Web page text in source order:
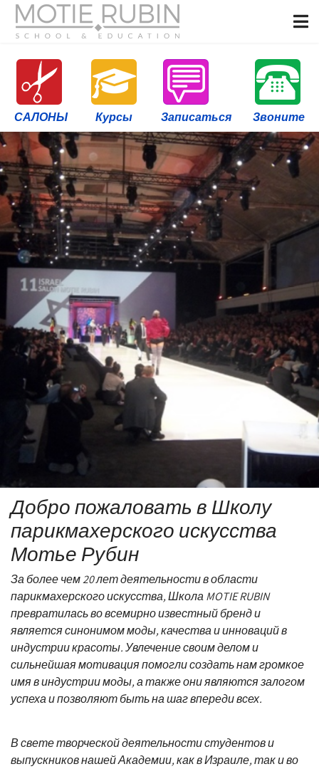
САЛОНЫ Курсы Записаться Звоните
Добро пожаловать в Школу
парикмахерского искусства
Мотье Рубин
За более чем 20 лет деятельности в области
парикмахерского искусства, Школа MOTIE RUBIN
превратилась во всемирно известный бренд и
является синонимом моды, качества и инноваций в
индустрии красоты. Увлечение своим делом и
сильнейшая мотивация помогли создать нам громкое
имя в индустрии моды, а также они являются залогом
успеха и позволяют быть на шаг впереди всех.
В свете творческой деятельности студентов и
выпускников нашей Академии, как в Израиле, так и во